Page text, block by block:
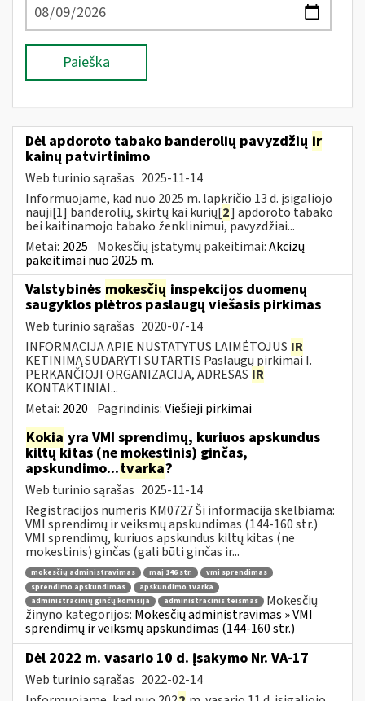
Paieška
Dėl apdoroto tabako banderolių pavyzdžių ir
kainų patvirtinimo
Web turinio sąrašas 2025-11-14
Informuojame, kad nuo 2025 m. lapkričio 13 d. įsigaliojo
nauji[1] banderolių, skirtų kai kurių[2] apdoroto tabako
bei kaitinamojo tabako ženklinimui, pavyzdžiai...
Metai: 2025 Mokesčių įstatymų pakeitimai:Akcizų
pakeitimai nuo 2025 m.
Valstybinės mokesčių inspekcijos duomenų
saugyklos plėtros paslaugų viešasis pirkimas
Web turinio sąrašas 2020-07-14
INFORMACIJA APIE NUSTATYTUS LAIMĖTOJUS IR
KETINIMĄ SUDARYTI SUTARTIS Paslaugų pirkimai I.
PERKANČIOJI ORGANIZACIJA, ADRESAS IR
KONTAKTINIAI...
Metai: 2020 Pagrindinis:Viešieji pirkimai
Kokia yra VMI sprendimų, kuriuos apskundus
kiltų kitas (ne mokestinis) ginčas,
apskundimo...tvarka?
Web turinio sąrašas 2025-11-14
Registracijos numeris KM0727 Ši informacija skelbiama:
VMI sprendimų ir veiksmų apskundimas (144-160 str.)
VMI sprendimų, kuriuos apskundus kiltų kitas (ne
mokestinis) ginčas (gali būti ginčas ir...
mokesčių administravimas maį 146 str.
vmi sprendimas
sprendimo apskundimas
apskundimo tvarka
administracinių ginčų komisija
administracinis teismas
Mokesčių
žinyno kategorijos: Mokesčių administravimas » VMI
sprendimų ir veiksmų apskundimas (144-160 str.)
Dėl 2022 m. vasario 10 d. įsakymo Nr. VA-17
Web turinio sąrašas 2022-02-14